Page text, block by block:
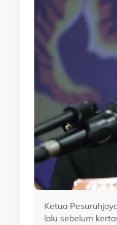
Ketua
lalu sebelum